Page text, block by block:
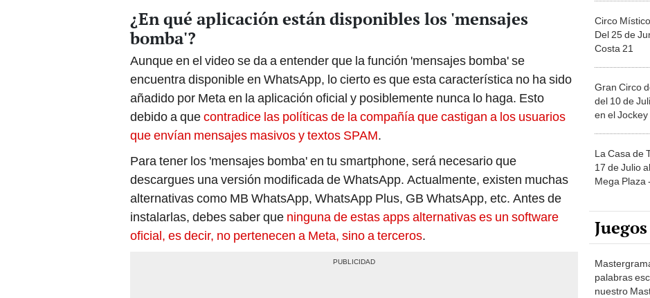
¿En qué aplicación están disponibles los 'mensajes
bomba'?
Aunque en el video se da a entender que la función 'mensajes bomba' se
encuentra disponible en WhatsApp, lo cierto es que esta característica no ha sido
añadido por Meta en la aplicación oficial y posiblemente nunca lo haga. Esto
debido a quecontradice las políticas de la compañía que castigan a los usuarios
que envían mensajes masivos y textos SPAM.
Para tener los 'mensajes bomba' en tu smartphone, será necesario que
descargues una versión modificada de WhatsApp. Actualmente, existen muchas
alternativas como MB WhatsApp, WhatsApp Plus, GB WhatsApp, etc. Antes de
instalarlas, debes saber que ninguna de estas apps alternativas es un software
oficial, es decir, no pertenecen a Meta, sino a terceros.
Circo
Del 25 de
Costa 21
Gran Circo
del 10 de
en el
La Casa de
17 de Julio
Mega Plaza
Juegos
palabras
nuestro